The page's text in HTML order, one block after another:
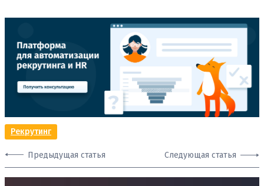
Рекрутинг
Предыдущая статья Следующая статья